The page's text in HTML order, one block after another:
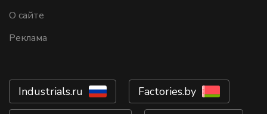
О сайте
Реклама
Industrials.ru Factories.by